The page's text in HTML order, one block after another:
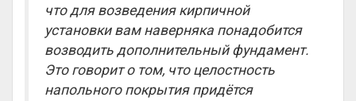
что для возведения кирпичной
установки вам наверняка понадобится
возводить дополнительный фундамент.
Это говорит о том, что целостность
напольного покрытия придётся